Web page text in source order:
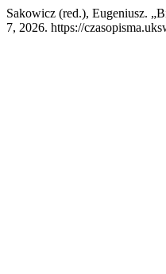
Sakowicz (red.), Eugeniusz.
7, 2026. https://